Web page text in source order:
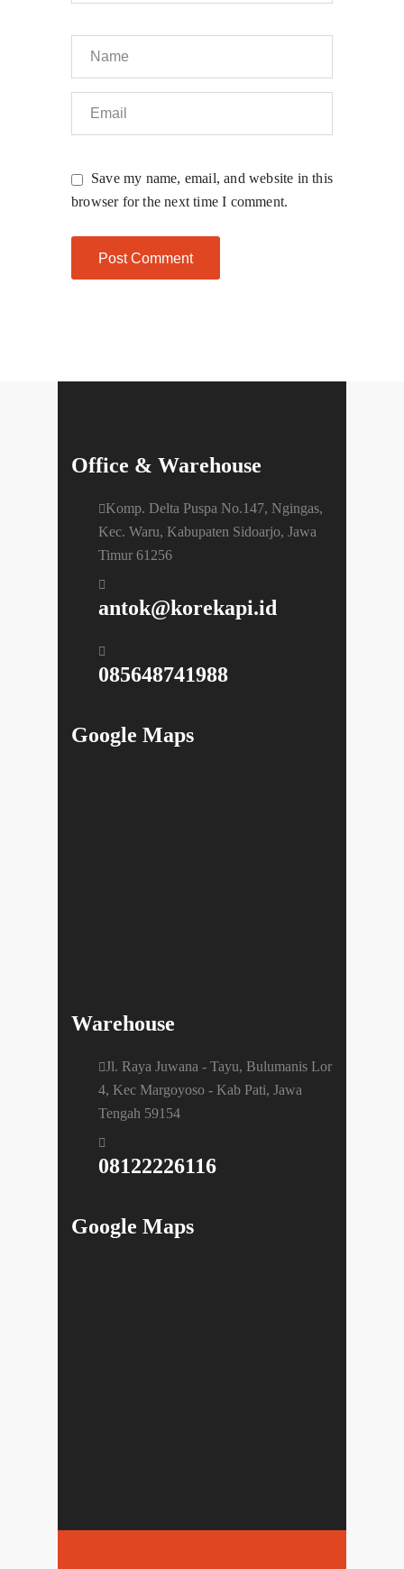
Save my name, email, and website in this
browser for the next time I comment.
Office & Warehouse
Komp. Delta Puspa No.147, Ngingas,
Kec. Waru, Kabupaten Sidoarjo, Jawa
Timur 61256
antok@korekapi.id
085648741988
Google Maps
Warehouse
Jl. Raya Juwana - Tayu, Bulumanis Lor
4, Kec Margoyoso - Kab Pati, Jawa
Tengah 59154
08122226116
Google Maps